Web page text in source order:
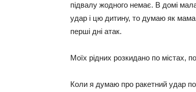
підвалу жодного немає. В домі
удар і цю дитину, то думаю як мама.
перші дні атак.
Моїх рідних розкидано по містах,
Коли я думаю про ракетний удар по